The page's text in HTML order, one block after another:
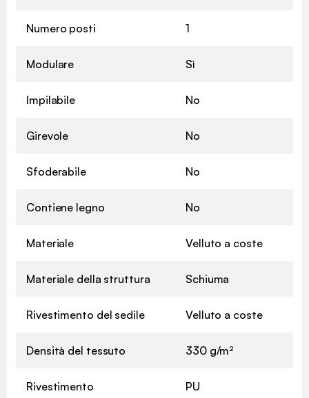
Numero posti 1
Modulare Sì
Impilabile No
Girevole No
Sfoderabile No
Contiene legno No
Materiale Velluto a coste
Materiale della struttura Schiuma
Rivestimento del sedile Velluto a coste
Densità del tessuto 330 g/m²
Rivestimento PU